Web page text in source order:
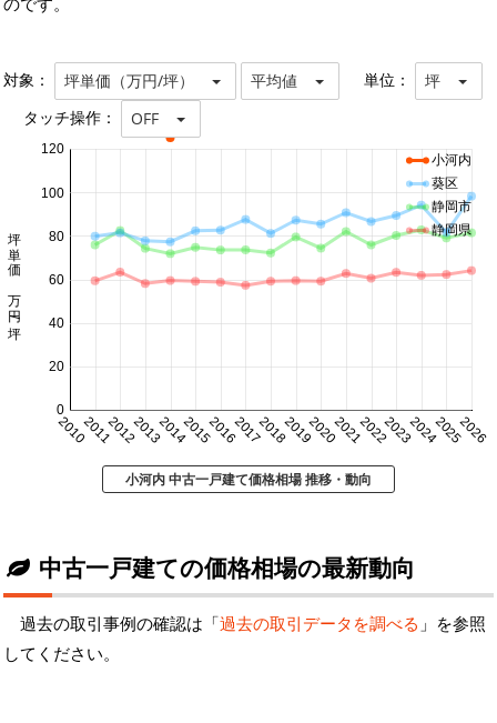
対象： 坪単価（万円/坪） 平均値 単位： 坪
タッチ操作： OFF
20102011201220132014201520162017201820192020202120222023202420252026
0
20
40
60
80
100
120
坪単価 万円/坪
小河内
葵区
静岡市
静岡県
小河内 中古一戸建て価格相場 推移・動向
中古一戸建ての価格相場の最新動向
過去の取引事例の確認は「過去の取引データを調べる 」を参照
してください。